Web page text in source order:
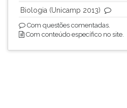
Biologia (Unicamp 2013)
Com questões comentadas.
Com conteúdo específico no site.